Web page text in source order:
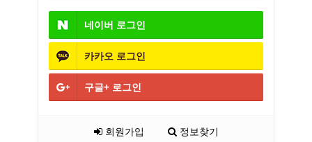
네이버 로그인
카카오 로그인
구글+ 로그인
회원가입 정보찾기